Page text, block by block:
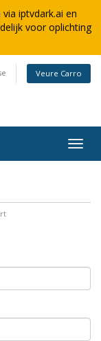
iptvdark.ai en
voor oplichting
Veure Carro